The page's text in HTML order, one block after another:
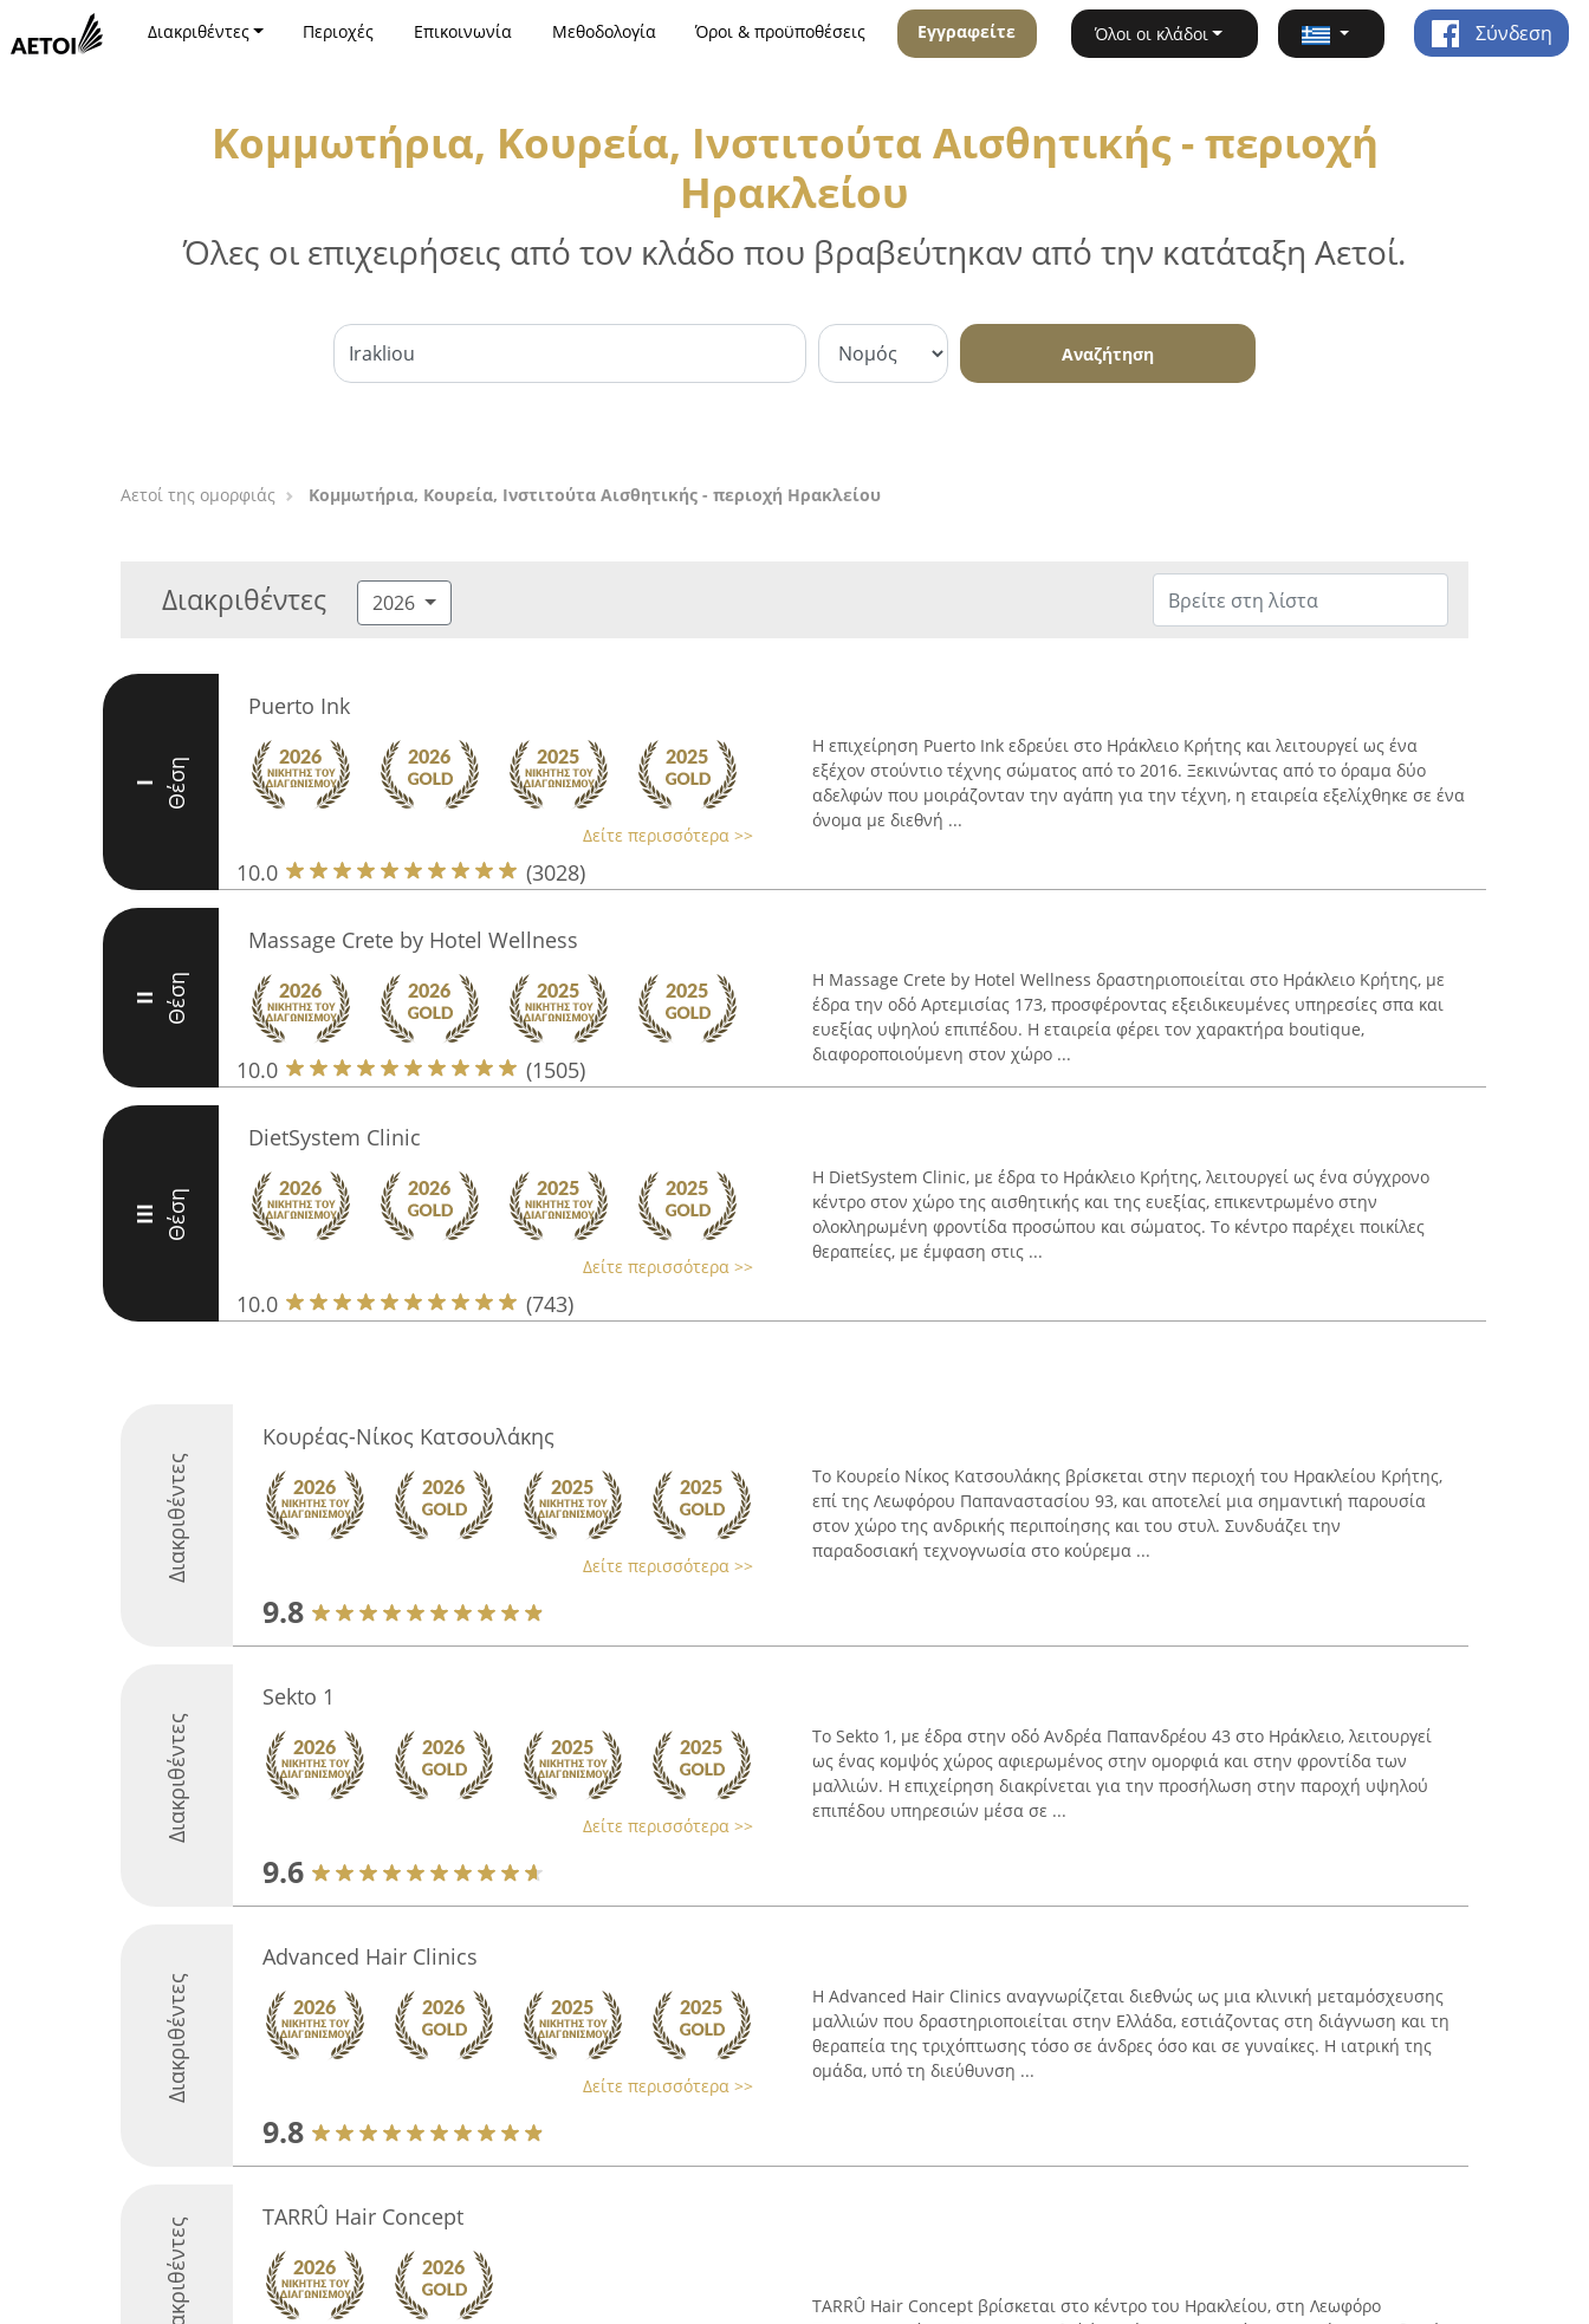
Διακριθέντες Περιοχές Επικοινωνία Μεθοδολογία Όροι & προϋποθέσεις Εγγραφείτε Όλοι οι κλάδοι Σύνδεση
Κομμωτήρια, Κουρεία, Ινστιτούτα Αισθητικής - περιοχή
Ηρακλείου
Όλες οι επιχειρήσεις από τον κλάδο που βραβεύτηκαν από την κατάταξη Αετοί.
Αναζήτηση
Αετοί της ομορφιάς Κομμωτήρια, Κουρεία, Ινστιτούτα Αισθητικής - περιοχή Ηρακλείου
Διακριθέντες 2026
I Θέση
Puerto Ink
Δείτε περισσότερα >>
10.0 (3028)
Η επιχείρηση Puerto Ink εδρεύει στο Ηράκλειο Κρήτης και λειτουργεί ως ένα
εξέχον στούντιο τέχνης σώματος από το 2016. Ξεκινώντας από το όραμα δύο
αδελφών που μοιράζονταν την αγάπη για την τέχνη, η εταιρεία εξελίχθηκε σε ένα
όνομα με διεθνή ...
II Θέση
Massage Crete by Hotel Wellness
10.0 (1505)
Η Massage Crete by Hotel Wellness δραστηριοποιείται στο Ηράκλειο Κρήτης, με
έδρα την οδό Αρτεμισίας 173, προσφέροντας εξειδικευμένες υπηρεσίες σπα και
ευεξίας υψηλού επιπέδου. Η εταιρεία φέρει τον χαρακτήρα boutique,
διαφοροποιούμενη στον χώρο ...
III Θέση
DietSystem Clinic
Δείτε περισσότερα >>
10.0 (743)
Η DietSystem Clinic, με έδρα το Ηράκλειο Κρήτης, λειτουργεί ως ένα σύγχρονο
κέντρο στον χώρο της αισθητικής και της ευεξίας, επικεντρωμένο στην
ολοκληρωμένη φροντίδα προσώπου και σώματος. Το κέντρο παρέχει ποικίλες
θεραπείες, με έμφαση στις ...
Διακριθέντες
Κουρέας-Νίκος Κατσουλάκης
Δείτε περισσότερα >>
9.8
Το Κουρείο Νίκος Κατσουλάκης βρίσκεται στην περιοχή του Ηρακλείου Κρήτης,
επί της Λεωφόρου Παπαναστασίου 93, και αποτελεί μια σημαντική παρουσία
στον χώρο της ανδρικής περιποίησης και του στυλ. Συνδυάζει την
παραδοσιακή τεχνογνωσία στο κούρεμα ...
Διακριθέντες
Sekto 1
Δείτε περισσότερα >>
9.6
Το Sekto 1, με έδρα στην οδό Ανδρέα Παπανδρέου 43 στο Ηράκλειο, λειτουργεί
ως ένας κομψός χώρος αφιερωμένος στην ομορφιά και στην φροντίδα των
μαλλιών. Η επιχείρηση διακρίνεται για την προσήλωση στην παροχή υψηλού
επιπέδου υπηρεσιών μέσα σε ...
Διακριθέντες
Advanced Hair Clinics
Δείτε περισσότερα >>
9.8
Η Advanced Hair Clinics αναγνωρίζεται διεθνώς ως μια κλινική μεταμόσχευσης
μαλλιών που δραστηριοποιείται στην Ελλάδα, εστιάζοντας στη διάγνωση και τη
θεραπεία της τριχόπτωσης τόσο σε άνδρες όσο και σε γυναίκες. Η ιατρική της
ομάδα, υπό τη διεύθυνση ...
Διακριθέντες TARRÛ Hair Concept
TARRÛ Hair Concept βρίσκεται στο κέντρο του Ηρακλείου, στη Λεωφόρο